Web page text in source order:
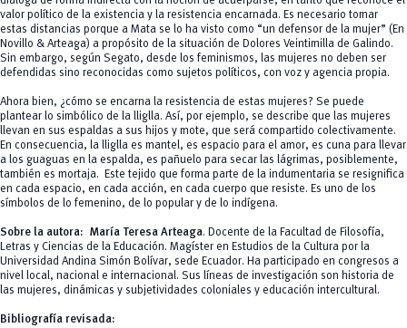
valor político de la existencia y la resistencia encarnada. Es necesario tomar
estas distancias porque a Mata se lo ha visto como “un defensor de la mujer” (En
Novillo & Arteaga) a propósito de la situación de Dolores Veintimilla de Galindo.
Sin embargo, según Segato, desde los feminismos, las mujeres no deben ser
defendidas sino reconocidas como sujetos políticos, con voz y agencia propia.
Ahora bien, ¿cómo se encarna la resistencia de estas mujeres? Se puede
plantear lo simbólico de la lliglla. Así, por ejemplo, se describe que las mujeres
llevan en sus espaldas a sus hijos y mote, que será compartido colectivamente.
En consecuencia, la lliglla es mantel, es espacio para el amor, es cuna para llevar
a los guaguas en la espalda, es pañuelo para secar las lágrimas, posiblemente,
también es mortaja. Este tejido que forma parte de la indumentaria se resignifica
en cada espacio, en cada acción, en cada cuerpo que resiste. Es uno de los
símbolos de lo femenino, de lo popular y de lo indígena.
Sobre la autora: María Teresa Arteaga. Docente de la Facultad de Filosofía,
Letras y Ciencias de la Educación. Magíster en Estudios de la Cultura por la
Universidad Andina Simón Bolívar, sede Ecuador. Ha participado en congresos a
nivel local, nacional e internacional. Sus líneas de investigación son historia de
las mujeres, dinámicas y subjetividades coloniales y educación intercultural.
Bibliografía revisada: